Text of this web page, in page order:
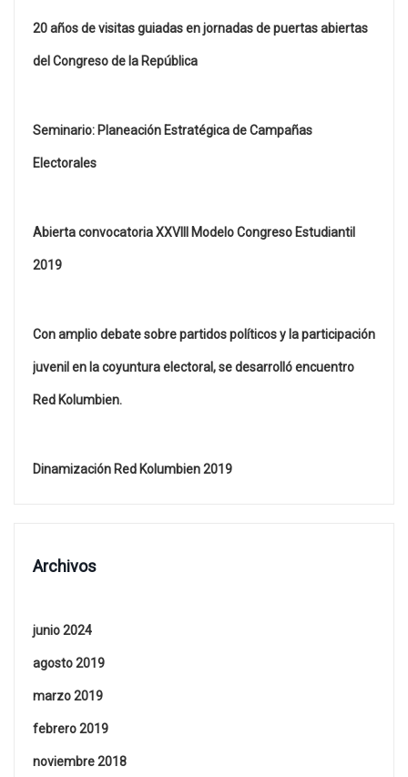
20 años de visitas guiadas en jornadas de puertas abiertas
del Congreso de la República
Seminario: Planeación Estratégica de Campañas
Electorales
Abierta convocatoria XXVIII Modelo Congreso Estudiantil
2019
Con amplio debate sobre partidos políticos y la participación
juvenil en la coyuntura electoral, se desarrolló encuentro
Red Kolumbien.
Dinamización Red Kolumbien 2019
Archivos
junio 2024
agosto 2019
marzo 2019
febrero 2019
noviembre 2018